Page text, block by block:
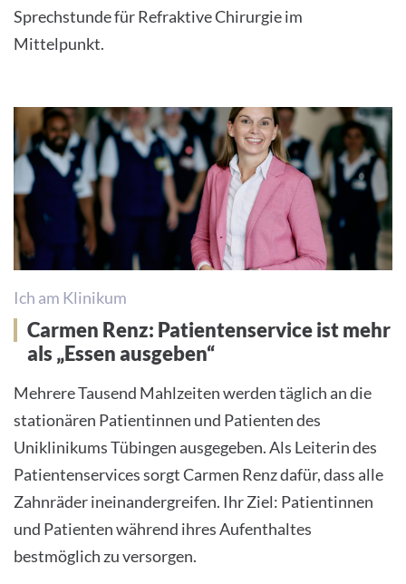
Sprechstunde für Refraktive Chirurgie im
Mittelpunkt.
Ich am Klinikum
Carmen Renz: Patientenservice ist mehr
als „Essen ausgeben“
Mehrere Tausend Mahlzeiten werden täglich an die
stationären Patientinnen und Patienten des
Uniklinikums Tübingen ausgegeben. Als Leiterin des
Patientenservices sorgt Carmen Renz dafür, dass alle
Zahnräder ineinandergreifen. Ihr Ziel: Patientinnen
und Patienten während ihres Aufenthaltes
bestmöglich zu versorgen.